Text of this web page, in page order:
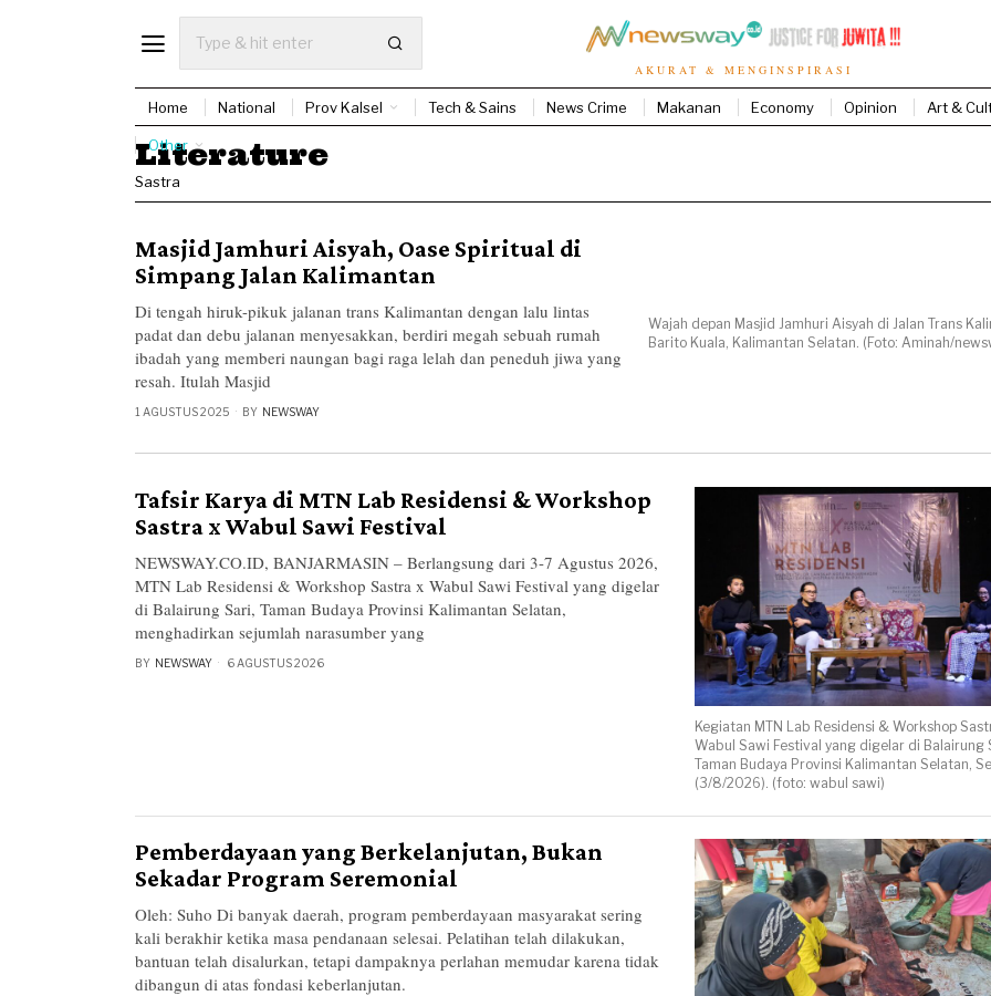
AKURAT & MENGINSPIRASI
Home National Prov Kalsel Tech & Sains News Crime Makanan Economy Opinion Art &
Other
Literature
Sastra
Wajah depan Masjid Jamhuri Aisyah di Jalan Trans
Barito Kuala, Kalimantan Selatan. (Foto: Aminah/
Masjid Jamhuri Aisyah, Oase Spiritual di
Simpang Jalan Kalimantan
Di tengah hiruk-pikuk jalanan trans Kalimantan dengan lalu lintas
padat dan debu jalanan menyesakkan, berdiri megah sebuah rumah
ibadah yang memberi naungan bagi raga lelah dan peneduh jiwa yang
resah. Itulah Masjid
1 AGUSTUS 2025 BY NEWSWAY
Kegiatan MTN Lab Residensi & Workshop
Wabul Sawi Festival yang digelar di Balairung
Taman Budaya Provinsi Kalimantan Selatan,
(3/8/2026). (foto: wabul sawi)
Tafsir Karya di MTN Lab Residensi & Workshop
Sastra x Wabul Sawi Festival
NEWSWAY.CO.ID, BANJARMASIN – Berlangsung dari 3-7 Agustus 2026,
MTN Lab Residensi & Workshop Sastra x Wabul Sawi Festival yang digelar
di Balairung Sari, Taman Budaya Provinsi Kalimantan Selatan,
menghadirkan sejumlah narasumber yang
BY NEWSWAY 6 AGUSTUS 2026
Pemberdayaan yang Berkelanjutan, Bukan
Sekadar Program Seremonial
Oleh: Suho Di banyak daerah, program pemberdayaan masyarakat sering
kali berakhir ketika masa pendanaan selesai. Pelatihan telah dilakukan,
bantuan telah disalurkan, tetapi dampaknya perlahan memudar karena tidak
dibangun di atas fondasi keberlanjutan.